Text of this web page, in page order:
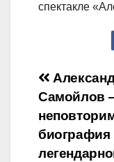
спектакле
по
Самойлов
биография